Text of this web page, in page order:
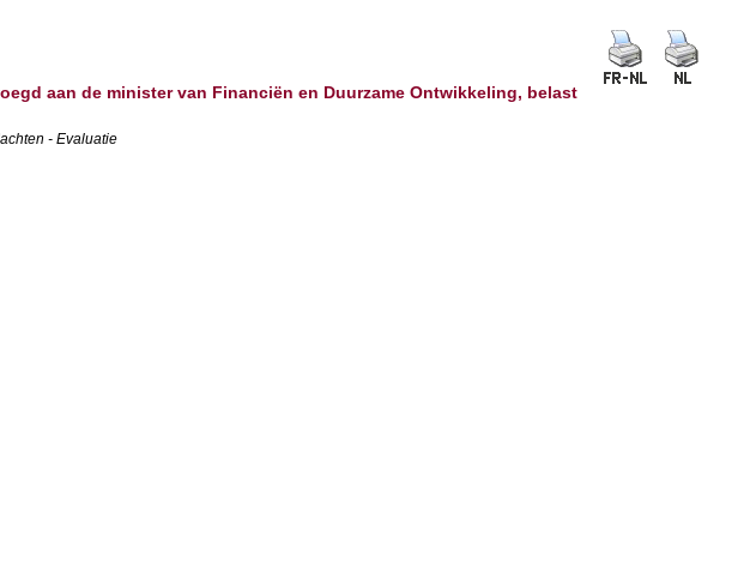
aan de minister van Financiën en Duurzame Ontwikkeling, belast
- Evaluatie